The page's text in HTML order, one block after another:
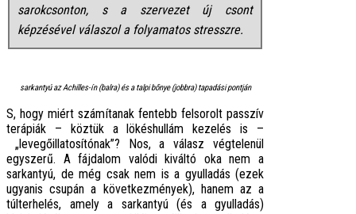
sarokcsonton, s a szervezet új csont
képzésével válaszol a folyamatos stresszre.
sarkantyú az Achilles-ín (balra) és a talpi bőnye (jobbra) tapadási pontján
S, hogy miért számítanak fentebb felsorolt passzív
terápiák – köztük a lökéshullám kezelés is –
„levegőillatosítónak”? Nos, a válasz végtelenül
egyszerű. A fájdalom valódi kiváltó oka nem a
sarkantyú, de még csak nem is a gyulladás (ezek
ugyanis csupán a következmények), hanem az a
túlterhelés, amely a sarkantyú (és a gyulladás)